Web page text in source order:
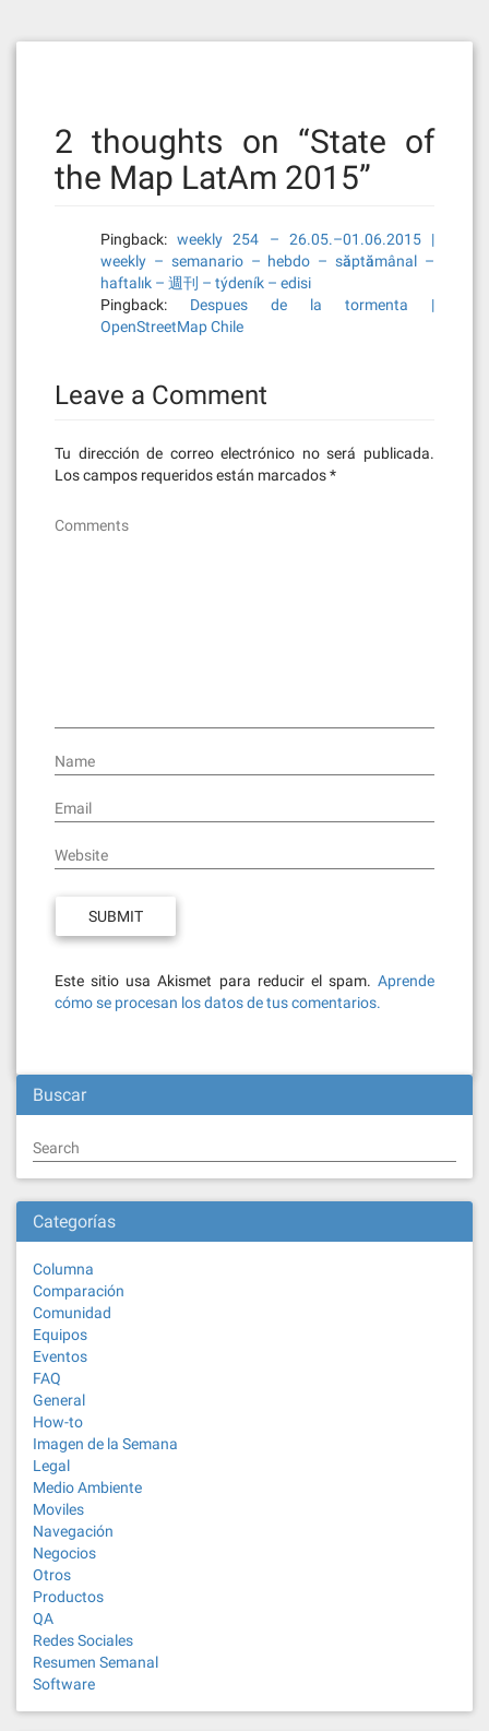
2 thoughts on “State of
the Map LatAm 2015”
Pingback:weekly 254 – 26.05.–01.06.2015 |
weekly – semanario – hebdo – săptămânal –
haftalık – 週刊 – týdeník – edisi
Pingback: Despues de la tormenta |
OpenStreetMap Chile
Leave a Comment
Tu dirección de correo electrónico no será publicada.
Los campos requeridos están marcados*
Comments
Name
Email
Website
Este sitio usa Akismet para reducir el spam. Aprende
cómo se procesan los datos de tus comentarios.
Buscar
Search
Categorías
Columna
Comparación
Comunidad
Equipos
Eventos
FAQ
General
How-to
Imagen de la Semana
Legal
Medio Ambiente
Moviles
Navegación
Negocios
Otros
Productos
QA
Redes Sociales
Resumen Semanal
Software